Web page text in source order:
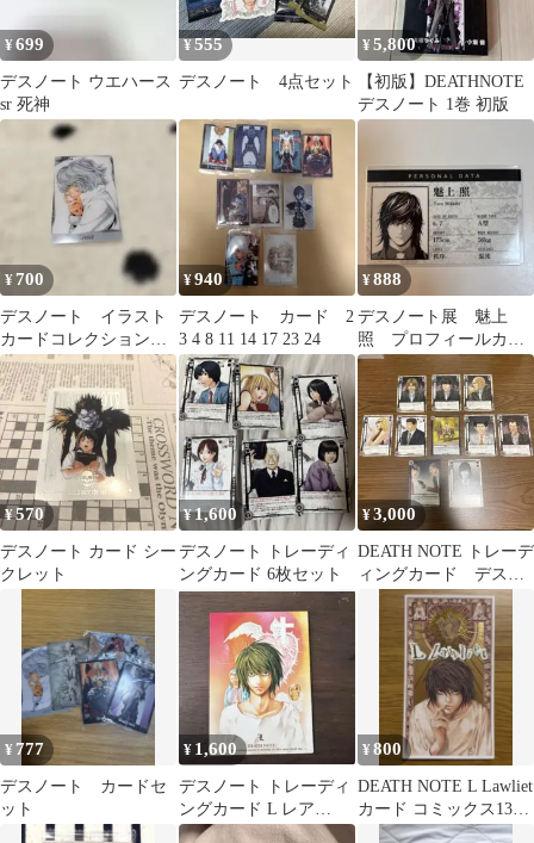
¥699
デスノート ウエハース
sr 死神
¥555
デスノート 4点セット
¥5,800
【初版】DEATHNOTE
デスノート 1巻 初版
¥700
デスノート イラスト
カードコレクション
ニア
¥940
デスノート カード 2
3 4 8 11 14 17 23 24
¥888
デスノート展 魅上
照 プロフィールカー
ド
¥570
デスノート カード シー
クレット
¥1,600
デスノート トレーディ
ングカード 6枚セット
¥3,000
DEATH NOTE トレーデ
ィングカード デスノ
ート 10枚セット
¥ 777
デスノート カードセ
ット
¥ 1,600
デスノート トレーディ
ングカード L レア
DEATH NOTE ジャンク
¥800
DEATH NOTE L Lawliet
カード コミックス13巻
特典 付属品